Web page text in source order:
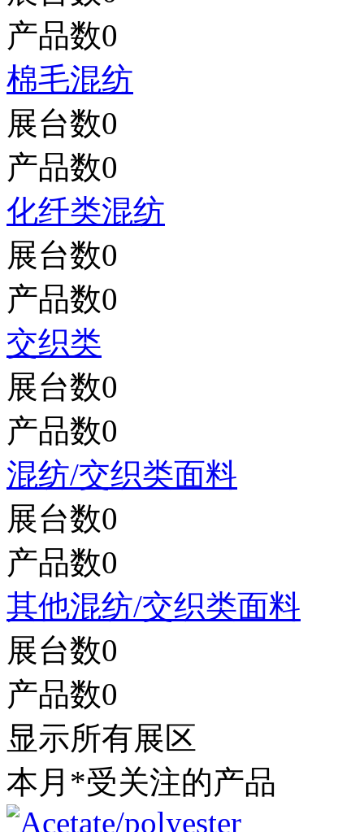
产品数0
棉毛混纺
展台数0
产品数0
化纤类混纺
展台数0
产品数0
交织类
展台数0
产品数0
混纺/交织类面料
展台数0
产品数0
其他混纺/交织类面料
展台数0
产品数0
显示所有展区
本月*受关注的产品